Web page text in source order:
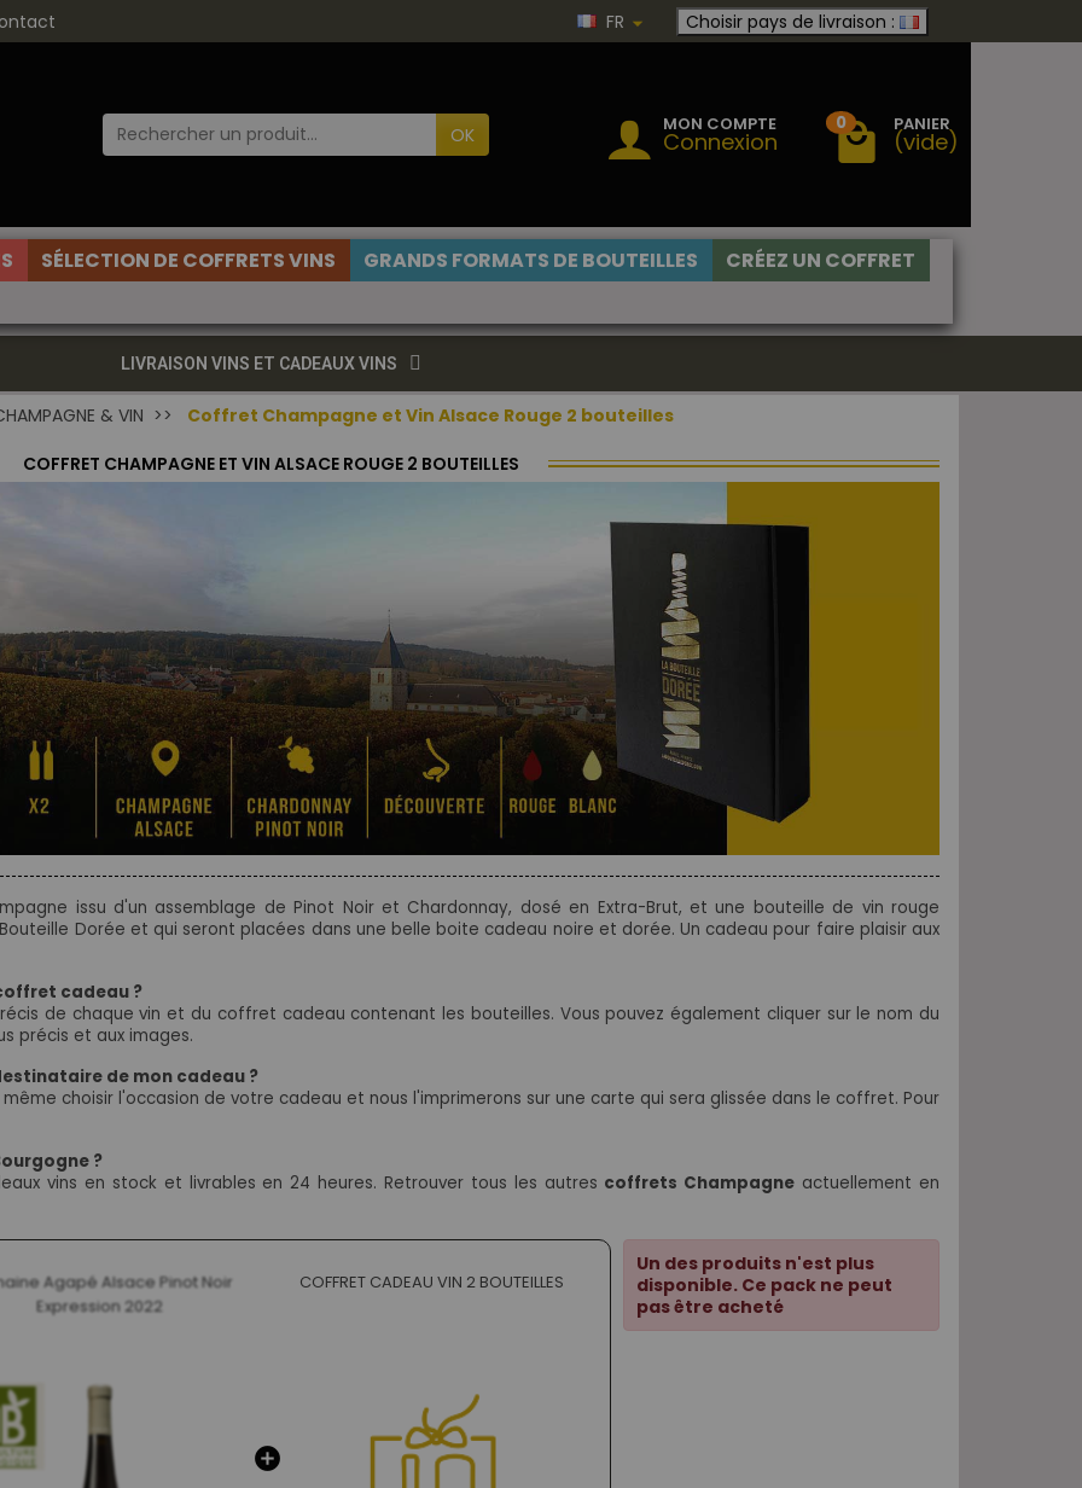
FR Choisir pays de livraison :
OK MON COMPTE
Connexion
0 PANIER
(vide)
SÉLECTION DE COFFRETS VINS GRANDS FORMATS DE BOUTEILLES
CRÉEZ UN COFFRET
LIVRAISON VINS ET CADEAUX VINS
& VIN
Coffret Champagne et Vin Alsace Rouge 2 bouteilles
COFFRET CHAMPAGNE ET VIN ALSACE ROUGE 2 BOUTEILLES
issu d'un assemblage de Pinot Noir et Chardonnay, dosé en Extra-Brut, et une bouteille de vin rouge
Dorée et qui seront placées dans une belle boite cadeau noire et dorée. Un cadeau pour faire plaisir aux
cadeau ?
de chaque vin et du coffret cadeau contenant les bouteilles. Vous pouvez également cliquer sur le nom du
précis et aux images.
de mon cadeau ?
choisir l'occasion de votre cadeau et nous l'imprimerons sur une carte qui sera glissée dans le coffret. Pour
?
vins en stock et livrables en 24 heures. Retrouver tous les autres coffrets Champagne actuellement en
Agapé Alsace Pinot Noir
Expression 2022
COFFRET CADEAU VIN 2 BOUTEILLES
Un des produits n'est plus
disponible. Ce pack ne peut
pas être acheté